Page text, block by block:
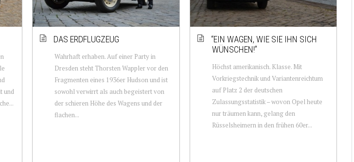
und
DAS ERDFLUGZEUG
Wahrhaft erhaben. Auf einer Party in
Dresden steht Thorsten Wappler vor den
Fragmenten eines 1936er Hudson und ist
sowohl verwirrt als auch begeistert von
der schieren Höhe des Wagens und der
flachen...
“EIN WAGEN, WIE SIE IHN SICH
WÜNSCHEN!”
Höchst amerikanisch. Klasse. Mit
Vorkriegstechnik und Variantenreichtum
auf Platz 2 der deutschen
Zulassungsstatistik – wovon Opel heute
nur träumen kann, gelang den
Rüsselsheimern in den frühen 60er...